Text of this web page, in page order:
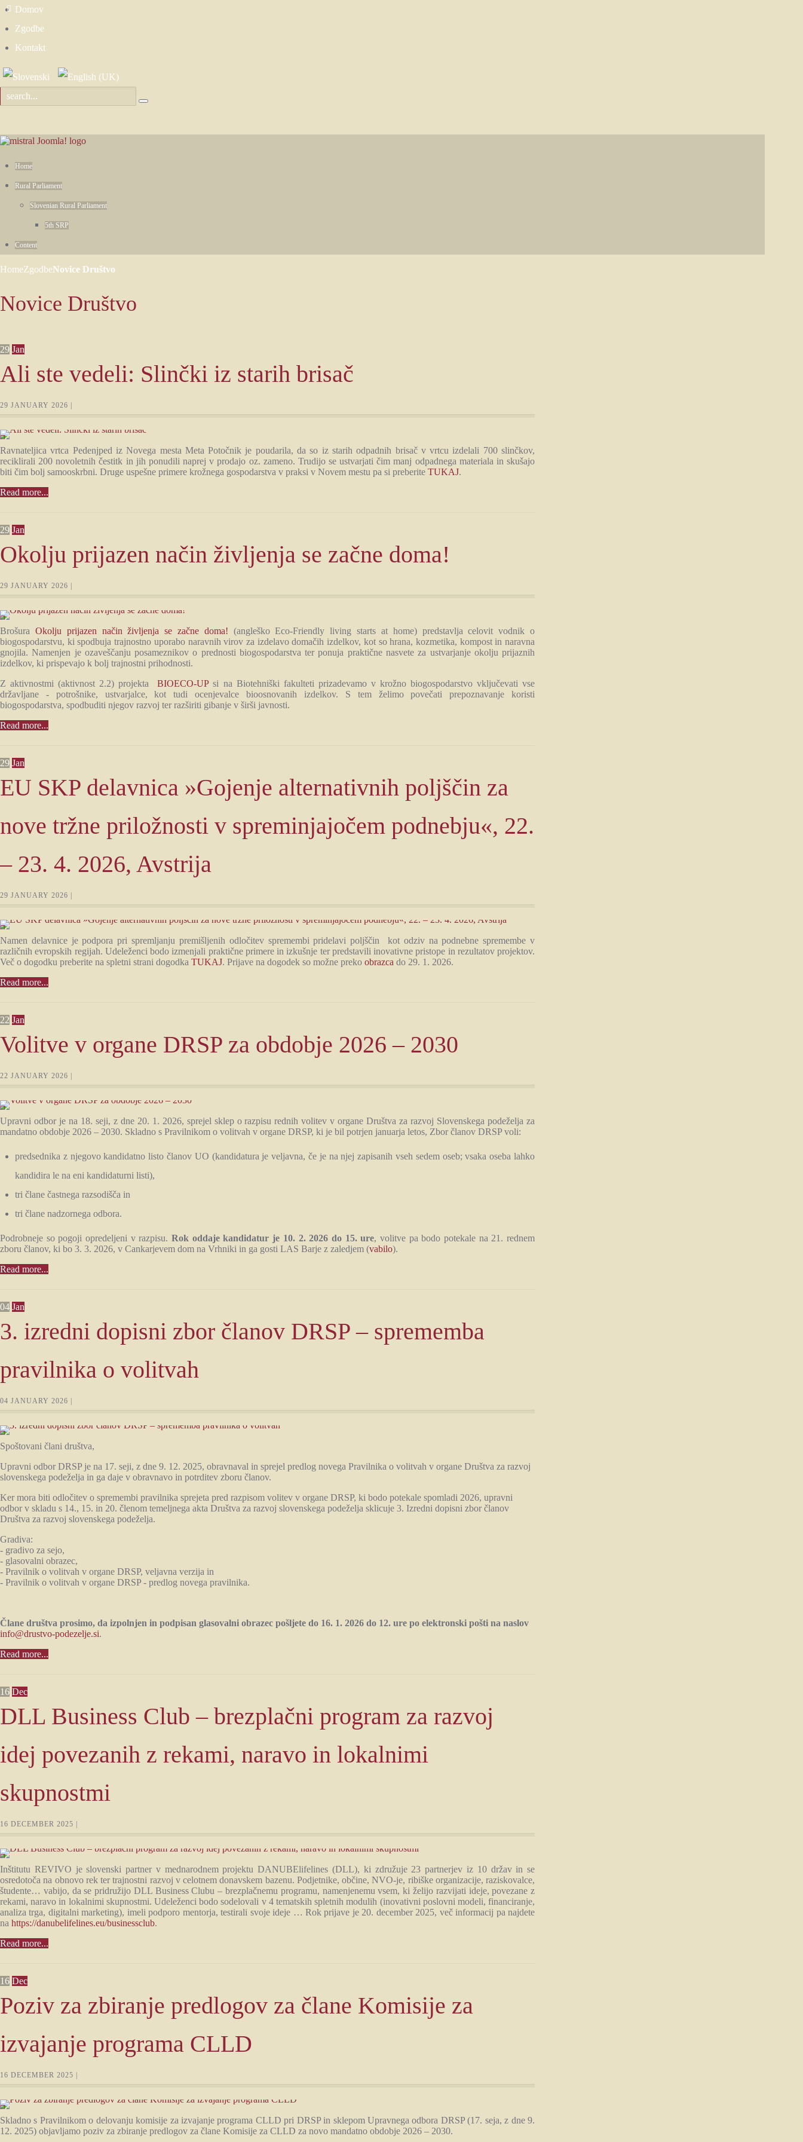
Domov
Zgodbe
Kontakt
Home
Rural Parliament
Slovenian Rural Parliament
5th SRP
Content
HomeZgodbeNovice Društvo
Novice Društvo
29 Jan
Ali ste vedeli: Slinčki iz starih brisač
29 JANUARY 2026 |
Ravnateljica vrtca Pedenjped iz Novega mesta Meta Potočnik je poudarila, da so iz starih odpadnih brisač v vrtcu izdelali 700 slinčkov,
reciklirali 200 novoletnih čestitk in jih ponudili naprej v prodajo oz. zameno. Trudijo se ustvarjati čim manj odpadnega materiala in skušajo
biti čim bolj samooskrbni. Druge uspešne primere krožnega gospodarstva v praksi v Novem mestu pa si preberite TUKAJ.
Read more...
29 Jan
Okolju prijazen način življenja se začne doma!
29 JANUARY 2026 |
Brošura Okolju prijazen način življenja se začne doma! (angleško Eco-Friendly living starts at home) predstavlja celovit vodnik o
biogospodarstvu, ki spodbuja trajnostno uporabo naravnih virov za izdelavo domačih izdelkov, kot so hrana, kozmetika, kompost in naravna
gnojila. Namenjen je ozaveščanju posameznikov o prednosti biogospodarstva ter ponuja praktične nasvete za ustvarjanje okolju prijaznih
izdelkov, ki prispevajo k bolj trajnostni prihodnosti.
Z aktivnostmi (aktivnost 2.2) projektaBIOECO-UPsi na Biotehniški fakulteti prizadevamo v krožno biogospodarstvo vključevati vse
državljane - potrošnike, ustvarjalce, kot tudi ocenjevalce bioosnovanih izdelkov. S tem želimo povečati prepoznavanje koristi
biogospodarstva, spodbuditi njegov razvoj ter razširiti gibanje v širši javnosti.
Read more...
29 Jan
EU SKP delavnica »Gojenje alternativnih poljščin za
nove tržne priložnosti v spreminjajočem podnebju«, 22.
– 23. 4. 2026, Avstrija
29 JANUARY 2026 |
Namen delavnice je podpora pri spremljanju premišljenih odločitev spremembi pridelavi poljščin kot odziv na podnebne spremembe v
različnih evropskih regijah. Udeleženci bodo izmenjali praktične primere in izkušnje ter predstavili inovativne pristope in rezultatov projektov.
Več o dogodku preberite na spletni strani dogodka TUKAJ. Prijave na dogodek so možne preko obrazca do 29. 1. 2026.
Read more...
22 Jan
Volitve v organe DRSP za obdobje 2026 – 2030
22 JANUARY 2026 |
Upravni odbor je na 18. seji, z dne 20. 1. 2026, sprejel sklep o razpisu rednih volitev v organe Društva za razvoj Slovenskega podeželja za
mandatno obdobje 2026 – 2030. Skladno s Pravilnikom o volitvah v organe DRSP, ki je bil potrjen januarja letos, Zbor članov DRSP voli:
predsednika z njegovo kandidatno listo članov UO (kandidatura je veljavna, če je na njej zapisanih vseh sedem oseb; vsaka oseba lahko
kandidira le na eni kandidaturni listi),
tri člane častnega razsodišča in
tri člane nadzornega odbora.
Podrobneje so pogoji opredeljeni v razpisu.Rok oddaje kandidatur je 10. 2. 2026 do 15. ure, volitve pa bodo potekale na 21. rednem
zboru članov, ki bo 3. 3. 2026, v Cankarjevem dom na Vrhniki in ga gosti LAS Barje z zaledjem (vabilo).
Read more...
04 Jan
3. izredni dopisni zbor članov DRSP – sprememba
pravilnika o volitvah
04 JANUARY 2026 |
Spoštovani člani društva,
Upravni odbor DRSP je na 17. seji, z dne 9. 12. 2025, obravnaval in sprejel predlog novega Pravilnika o volitvah v organe Društva za razvoj
slovenskega podeželja in ga daje v obravnavo in potrditev zboru članov.
Ker mora biti odločitev o spremembi pravilnika sprejeta pred razpisom volitev v organe DRSP, ki bodo potekale spomladi 2026, upravni
odbor v skladu s 14., 15. in 20. členom temeljnega akta Društva za razvoj slovenskega podeželja sklicuje 3. Izredni dopisni zbor članov
Društva za razvoj slovenskega podeželja.
Gradiva:
- gradivo za sejo,
- glasovalni obrazec,
- Pravilnik o volitvah v organe DRSP, veljavna verzija in
- Pravilnik o volitvah v organe DRSP - predlog novega pravilnika.
Člane društva prosimo, da izpolnjen in podpisan glasovalni obrazec pošljete do 16. 1. 2026 do 12. ure po elektronski pošti na naslov
info@drustvo-podezelje.si.
Read more...
16 Dec
DLL Business Club – brezplačni program za razvoj
idej povezanih z rekami, naravo in lokalnimi
skupnostmi
16 DECEMBER 2025 |
Inštitutu REVIVO je slovenski partner v mednarodnem projektu DANUBElifelines (DLL), ki združuje 23 partnerjev iz 10 držav in se
osredotoča na obnovo rek ter trajnostni razvoj v celotnem donavskem bazenu. Podjetnike, občine, NVO-je, ribiške organizacije, raziskovalce,
študente… vabijo, da se pridružijo DLL Business Clubu – brezplačnemu programu, namenjenemu vsem, ki želijo razvijati ideje, povezane z
rekami, naravo in lokalnimi skupnostmi. Udeleženci bodo sodelovali v 4 tematskih spletnih modulih (inovativni poslovni modeli, financiranje,
analiza trga, digitalni marketing), imeli podporo mentorja, testirali svoje ideje … Rok prijave je 20. december 2025, več informacij pa najdete
na https://danubelifelines.eu/businessclub.
Read more...
16 Dec
Poziv za zbiranje predlogov za člane Komisije za
izvajanje programa CLLD
16 DECEMBER 2025 |
Skladno s Pravilnikom o delovanju komisije za izvajanje programa CLLD pri DRSP in sklepom Upravnega odbora DRSP (17. seja, z dne 9.
12. 2025) objavljamo poziv za zbiranje predlogov za člane Komisije za CLLD za novo mandatno obdobje 2026 – 2030.